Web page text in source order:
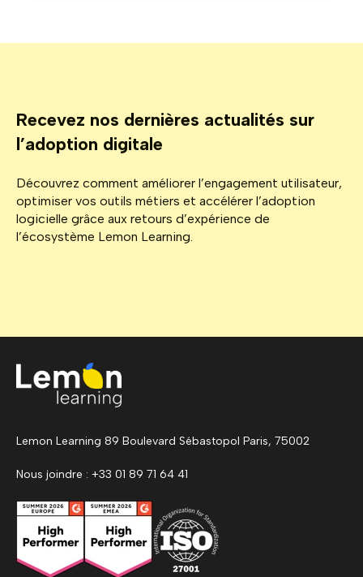
Recevez nos dernières actualités sur
l’adoption digitale
Découvrez comment améliorer l’engagement utilisateur,
optimiser vos outils métiers et accélérer l’adoption
logicielle grâce aux retours d’expérience de
l’écosystème Lemon Learning.
Lemon Learning 89 Boulevard Sébastopol Paris, 75002
Nous joindre : +33 01 89 71 64 41